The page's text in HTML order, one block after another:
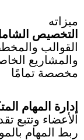
ميزاته
التخصيص
القوالب
والمشاريع
مخصصة تمامًا
إدارة المهام
الأعضاء وتتبع
ربط المهام